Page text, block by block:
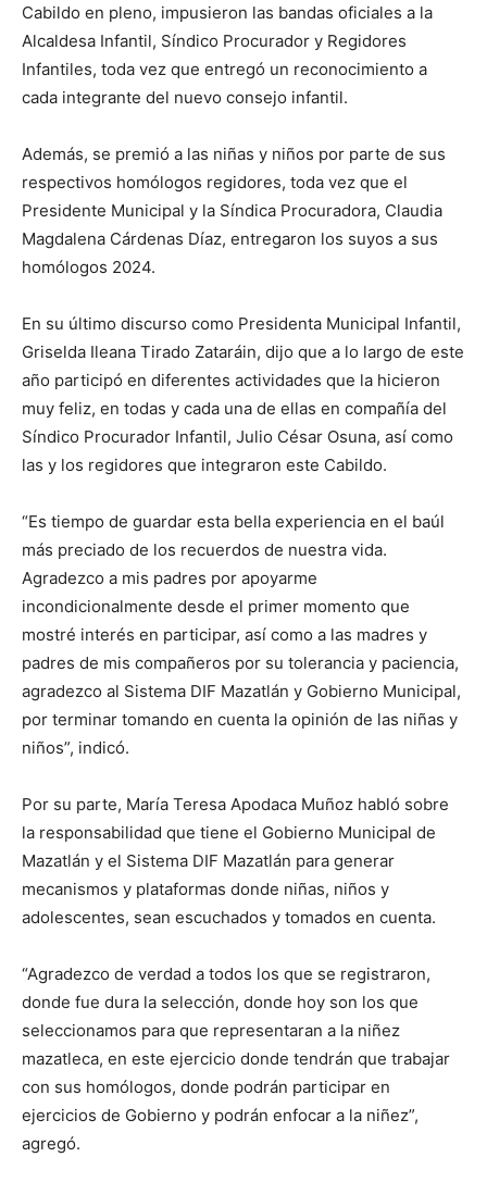
Cabildo en pleno, impusieron las bandas oficiales a la
Alcaldesa Infantil, Síndico Procurador y Regidores
Infantiles, toda vez que entregó un reconocimiento a
cada integrante del nuevo consejo infantil.
Además, se premió a las niñas y niños por parte de sus
respectivos homólogos regidores, toda vez que el
Presidente Municipal y la Síndica Procuradora, Claudia
Magdalena Cárdenas Díaz, entregaron los suyos a sus
homólogos 2024.
En su último discurso como Presidenta Municipal Infantil,
Griselda Ileana Tirado Zataráin, dijo que a lo largo de este
año participó en diferentes actividades que la hicieron
muy feliz, en todas y cada una de ellas en compañía del
Síndico Procurador Infantil, Julio César Osuna, así como
las y los regidores que integraron este Cabildo.
“Es tiempo de guardar esta bella experiencia en el baúl
más preciado de los recuerdos de nuestra vida.
Agradezco a mis padres por apoyarme
incondicionalmente desde el primer momento que
mostré interés en participar, así como a las madres y
padres de mis compañeros por su tolerancia y paciencia,
agradezco al Sistema DIF Mazatlán y Gobierno Municipal,
por terminar tomando en cuenta la opinión de las niñas y
niños”, indicó.
Por su parte, María Teresa Apodaca Muñoz habló sobre
la responsabilidad que tiene el Gobierno Municipal de
Mazatlán y el Sistema DIF Mazatlán para generar
mecanismos y plataformas donde niñas, niños y
adolescentes, sean escuchados y tomados en cuenta.
“Agradezco de verdad a todos los que se registraron,
donde fue dura la selección, donde hoy son los que
seleccionamos para que representaran a la niñez
mazatleca, en este ejercicio donde tendrán que trabajar
con sus homólogos, donde podrán participar en
ejercicios de Gobierno y podrán enfocar a la niñez”,
agregó.